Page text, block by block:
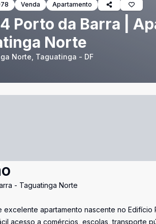
Venda Apartamento
Porto da Barra |
Norte
Norte, Taguatinga - DF
- Taguatinga Norte
excelente apartamento nascente no
acesso a comércios, escolas, transporte